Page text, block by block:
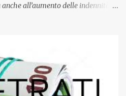
all’aumento delle indennità di
di genere, in linea con la
di offrire maggiore tutela e
L’indennità provinciale per i docenti
una misura esclusiva della